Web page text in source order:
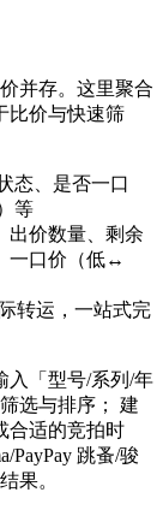
并存。这里聚合
比价与快速筛
态、是否一口
等
出价数量、剩余
一口价（低↔
转运，一站式完
入「型号/系列/年
选与排序； 建
合适的竞拍时
PayPay 跳蚤/骏
果。